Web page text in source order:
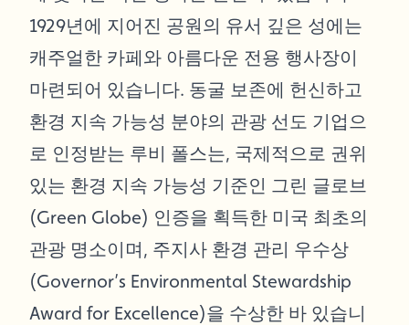
1929년에 지어진 공원의 유서 깊은 성에는
캐주얼한 카페와 아름다운 전용 행사장이
마련되어 있습니다. 동굴 보존에 헌신하고
환경 지속 가능성 분야의 관광 선도 기업으
로 인정받는 루비 폴스는, 국제적으로 권위
있는 환경 지속 가능성 기준인 그린 글로브
(Green Globe) 인증을 획득한 미국 최초의
관광 명소이며, 주지사 환경 관리 우수상
(Governor’s Environmental Stewardship
Award for Excellence)을 수상한 바 있습니